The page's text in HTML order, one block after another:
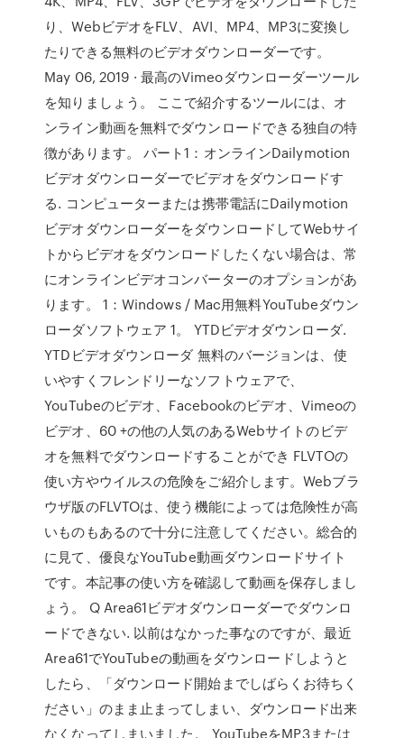
り、WebビデオをFLV、AVI、MP4、MP3に変換し
たりできる無料のビデオダウンローダーです。
May 06, 2019 · 最高のVimeoダウンローダーツール
を知りましょう。 ここで紹介するツールには、オ
ンライン動画を無料でダウンロードできる独自の特
徴があります。 パート1：オンラインDailymotion
ビデオダウンローダーでビデオをダウンロードす
る. コンピューターまたは携帯電話にDailymotion
ビデオダウンローダーをダウンロードしてWebサイ
トからビデオをダウンロードしたくない場合は、常
にオンラインビデオコンバーターのオプションがあ
ります。 1：Windows / Mac用無料YouTubeダウン
ローダソフトウェア 1。 YTDビデオダウンローダ.
YTDビデオダウンローダ 無料のバージョンは、使
いやすくフレンドリーなソフトウェアで、
YouTubeのビデオ、Facebookのビデオ、Vimeoの
ビデオ、60 +の他の人気のあるWebサイトのビデ
オを無料でダウンロードすることができ FLVTOの
使い方やウイルスの危険をご紹介します。Webブラ
ウザ版のFLVTOは、使う機能によっては危険性が高
いものもあるので十分に注意してください。総合的
に見て、優良なYouTube動画ダウンロードサイト
です。本記事の使い方を確認して動画を保存しまし
ょう。 Q Area61ビデオダウンローダーでダウンロ
ードできない. 以前はなかった事なのですが、最近
Area61でYouTubeの動画をダウンロードしようと
したら、「ダウンロード開始までしばらくお待ちく
ださい」のまま止まってしまい、ダウンロード出来
なくなってしまいました。 YouTubeをMP3または